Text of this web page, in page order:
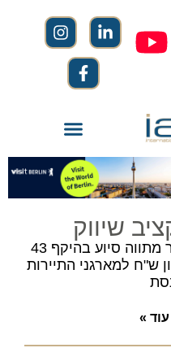
שיווק
אושר מתווה סיוע בהיקף 43
ש"ח למארגני התיירות
»